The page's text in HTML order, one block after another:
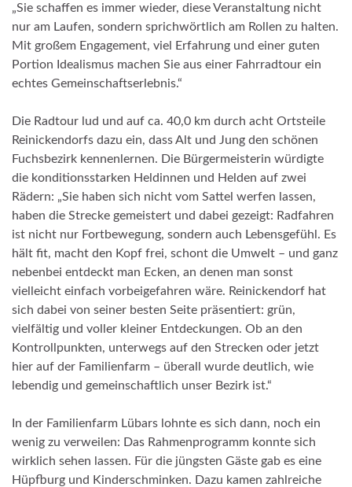
„Sie schaffen es immer wieder, diese Veranstaltung nicht
nur am Laufen, sondern sprichwörtlich am Rollen zu halten.
Mit großem Engagement, viel Erfahrung und einer guten
Portion Idealismus machen Sie aus einer Fahrradtour ein
echtes Gemeinschaftserlebnis.“
Die Radtour lud und auf ca. 40,0 km durch acht Ortsteile
Reinickendorfs dazu ein, dass Alt und Jung den schönen
Fuchsbezirk kennenlernen. Die Bürgermeisterin würdigte
die konditionsstarken Heldinnen und Helden auf zwei
Rädern: „Sie haben sich nicht vom Sattel werfen lassen,
haben die Strecke gemeistert und dabei gezeigt: Radfahren
ist nicht nur Fortbewegung, sondern auch Lebensgefühl. Es
hält fit, macht den Kopf frei, schont die Umwelt – und ganz
nebenbei entdeckt man Ecken, an denen man sonst
vielleicht einfach vorbeigefahren wäre. Reinickendorf hat
sich dabei von seiner besten Seite präsentiert: grün,
vielfältig und voller kleiner Entdeckungen. Ob an den
Kontrollpunkten, unterwegs auf den Strecken oder jetzt
hier auf der Familienfarm – überall wurde deutlich, wie
lebendig und gemeinschaftlich unser Bezirk ist.“
In der Familienfarm Lübars lohnte es sich dann, noch ein
wenig zu verweilen: Das Rahmenprogramm konnte sich
wirklich sehen lassen. Für die jüngsten Gäste gab es eine
Hüpfburg und Kinderschminken. Dazu kamen zahlreiche